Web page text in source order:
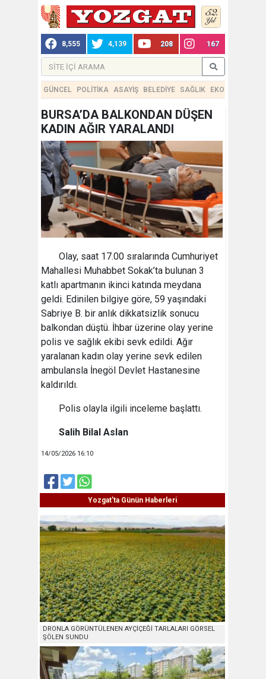
8,555 4,139 208 167
GÜNCEL POLİTİKA ASAYİŞ BELEDİYE SAĞLIK EKONOMİ
BURSA’DA BALKONDAN DÜŞEN
KADIN AĞIR YARALANDI
Olay, saat 17.00 sıralarında Cumhuriyet
Mahallesi Muhabbet Sokak’ta bulunan 3
katlı apartmanın ikinci katında meydana
geldi. Edinilen bilgiye göre, 59 yaşındaki
Sabriye B. bir anlık dikkatsizlik sonucu
balkondan düştü. İhbar üzerine olay yerine
polis ve sağlık ekibi sevk edildi. Ağır
yaralanan kadın olay yerine sevk edilen
ambulansla İnegöl Devlet Hastanesine
kaldırıldı.
Polis olayla ilgili inceleme başlattı.
Salih Bilal Aslan
14/05/2026 16:10
Yozgat'ta Günün Haberleri
DRONLA GÖRÜNTÜLENEN AYÇİÇEĞİ TARLALARI GÖRSEL
ŞÖLEN SUNDU